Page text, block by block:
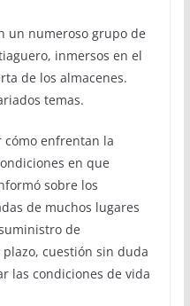
un numeroso grupo de
inmersos en el
de los almacenes.
temas.
cómo enfrentan la
en que
sobre los
de muchos lugares
de
cuestión sin duda
las condiciones de vida